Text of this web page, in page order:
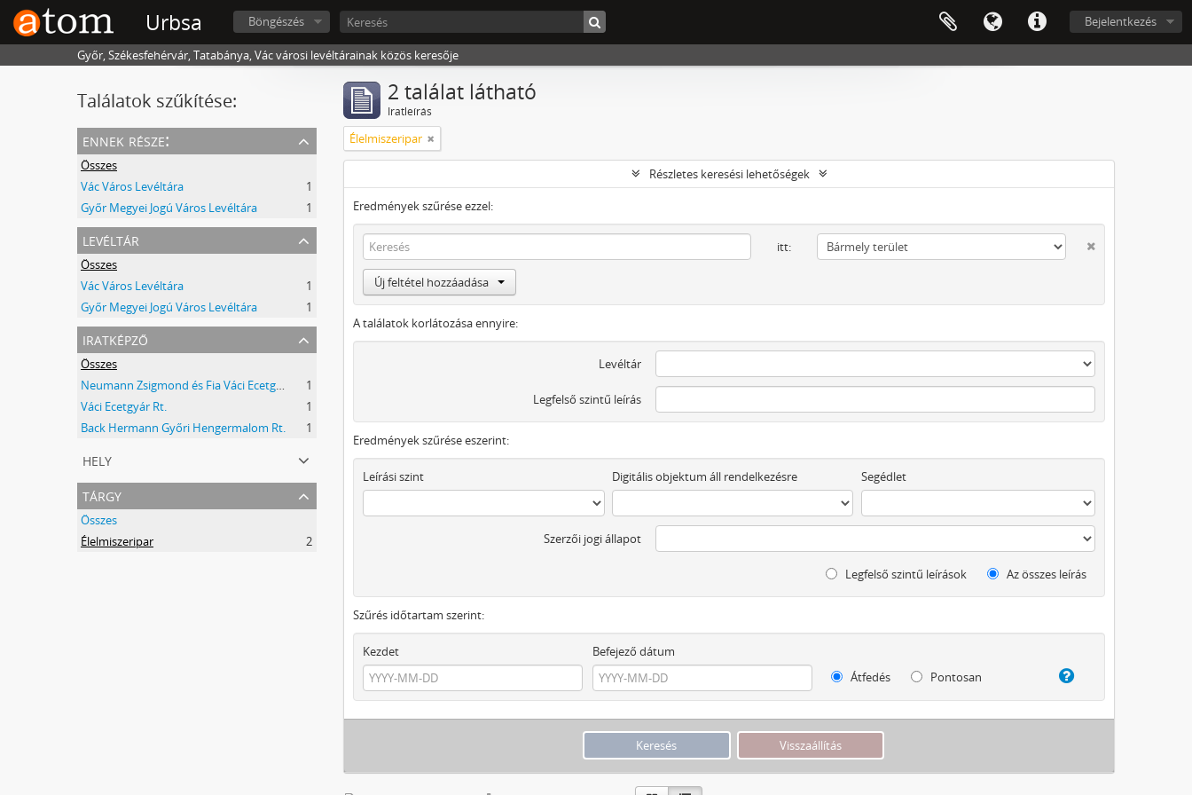
Urbsa Bejelentkezés
Böngészés
Győr, Székesfehérvár, Tatabánya, Vác városi levéltárainak közös keresője
Találatok szűkítése:
ennek része:
Összes
Vác Város Levéltára
1
Győr Megyei Jogú Város Levéltára
1
levéltár
Összes
Vác Város Levéltára
1
Győr Megyei Jogú Város Levéltára
1
iratképző
Összes
Neumann Zsigmond és Fia Váci Ecetgyár
1
Váci Ecetgyár Rt.
1
Back Hermann Győri Hengermalom Rt.
1
hely
tárgy
Összes
Élelmiszeripar
2
2 találat látható
Iratleírás
Élelmiszeripar
Részletes keresési lehetőségek
Eredmények szűrése ezzel:
itt:
Új feltétel hozzáadása
A találatok korlátozása ennyire:
Levéltár
Legfelső szintű leírás
Eredmények szűrése eszerint:
Leírási szint Digitális objektum áll rendelkezésre Segédlet
Szerzői jogi állapot
Legfelső szintű leírások Az összes leírás
Szűrés időtartam szerint:
Kezdet
Befejező dátum
Átfedés
Pontosan